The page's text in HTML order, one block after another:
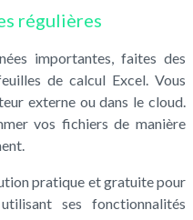
régulières
importantes, faites des
de calcul Excel. Vous
externe ou dans le cloud.
vos fichiers de manière
pratique et gratuite pour
ses fonctionnalités